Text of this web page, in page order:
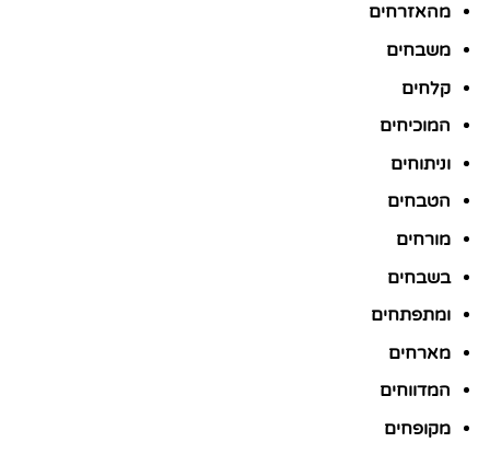
מהאזרחים
משבחים
קלחים
המוכיחים
וניתוחים
הטבחים
מורחים
בשבחים
ומתפתחים
מארחים
המדווחים
מקופחים